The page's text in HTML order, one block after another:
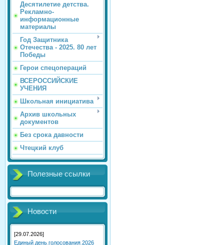
Десятилетие детства.
Рекламно-
информационные
материалы
Год Защитника
Отечества - 2025. 80 лет
Победы
Герои спецопераций
ВСЕРОССИЙСКИЕ
УЧЕНИЯ
Школьная инициатива
Архив школьных
документов
Без срока давности
Чтецкий клуб
Полезные ссылки
Новости
[29.07.2026]
Единый день голосования 2026